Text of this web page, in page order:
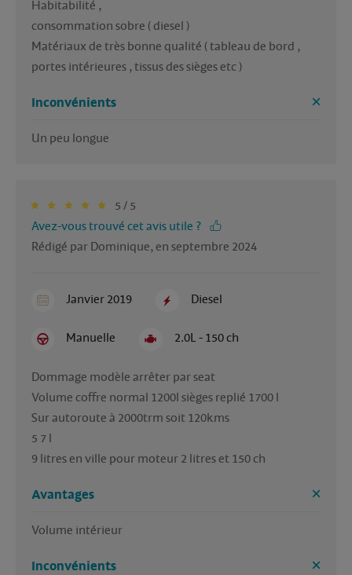
Habitabilité ,
consommation sobre ( diesel )
Matériaux de très bonne qualité ( tableau de bord ,
portes intérieures , tissus des sièges etc )
Inconvénients
5 / 5
Avez-vous trouvé cet avis utile ?
Rédigé par Dominique, en septembre 2024
Janvier 2019 Diesel
Manuelle 2.0L - 150 ch
Dommage modèle arrêter par seat
Volume coffre normal 1200l sièges replié 1700 l
Sur autoroute à 2000trm soit 120kms
5 7 l
Avantages
Inconvénients